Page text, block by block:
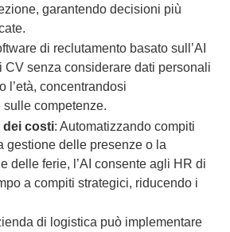
garantendo decisioni più
di reclutamento basato sull’AI
CV senza considerare dati personali
l’età, concentrandosi
competenze.
dei costi: Automatizzando compiti
gestione delle presenze o la
delle ferie, l’AI consente agli HR di
a compiti strategici, riducendo i
di logistica può implementare